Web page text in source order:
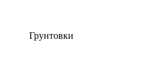
Грунтовки